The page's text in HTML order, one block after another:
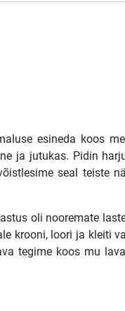
esineda koos
ja jutukas. Pidin
seal teiste
oli nooremate
krooni, loori ja kleiti
tegime koos mu